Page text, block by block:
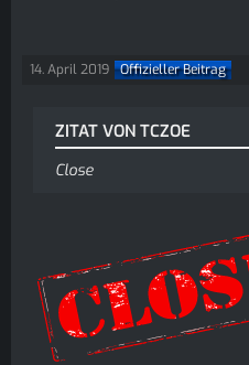
14. April 2019 Offizieller Beitrag
ZITAT VON TCZOE
Close